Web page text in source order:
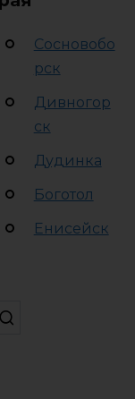
Сосновобо
рск
Дивногор
ск
Дудинка
Боготол
Енисейск